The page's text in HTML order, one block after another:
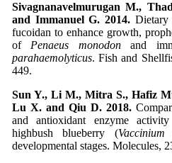
Sivagnanavelmurugan M.,
and Immanuel G. 2014.
fucoidan to enhance growth,
of Penaeus monodonand
parahaemolyticus. Fish and
449.
Sun Y., Li M., Mitra S., Hafiz
Lu X. and Qiu D. 2018.
and antioxidant enzyme
highbush blueberry (Vaccinium
developmental stages. Molecules,